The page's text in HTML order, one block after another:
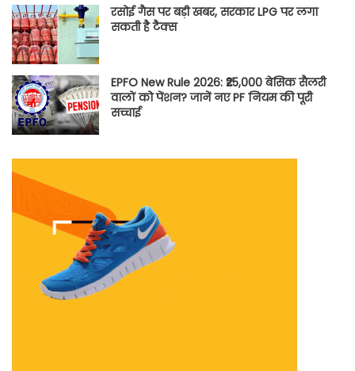
रसोई गैस पर बड़ी खबर, सरकार LPG पर लगा
सकती है टैक्स
EPFO New Rule 2026: ₹25,000 बेसिक सैलरी
वालों को पेंशन? जानें नए PF नियम की पूरी
सच्चाई